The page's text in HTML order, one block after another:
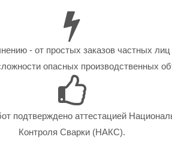
- от простых заказов частных
опасных производственных
подтверждено аттестацией
Контроля Сварки (НАКС).